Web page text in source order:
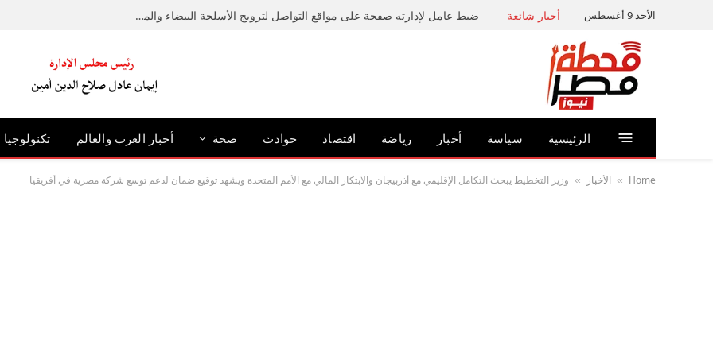
الأحد 9 أغسطس أخبار شائعة ضبط عامل لإدارته صفحة على مواقع التواصل لترويج الأسلحة البيضاء والمخدرات
الرئيسية سياسة أخبار رياضة اقتصاد حوادث صحة أخبار العرب والعالم تكنولوجيا
Home
» الأخبار » وزير التخطيط يبحث التكامل الإقليمي مع أذربيجان والابتكار المالي مع الأمم المتحدة ويشهد توقيع ضمان لدعم توسع شركة مصرية في أفريقيا